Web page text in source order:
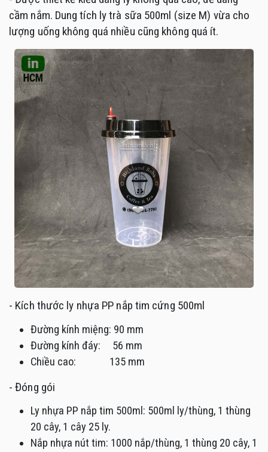
cầm nắm. Dung tích ly trà sữa 500ml (size M) vừa cho
lượng uống không quá nhiều cũng không quá ít.
- Kích thước ly nhựa PP nắp tim cứng 500ml
Đường kính miệng: 90 mm
Đường kính đáy: 56 mm
Chiều cao: 135 mm
- Đóng gói
Ly nhựa PP nắp tim 500ml: 500ml ly/thùng, 1 thùng
20 cây, 1 cây 25 ly.
Nắp nhựa nút tim: 1000 nắp/thùng, 1 thùng 20 cây, 1